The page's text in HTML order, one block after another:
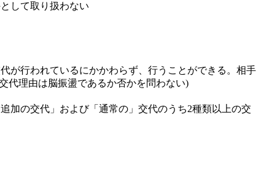
して取り扱わない
が行われているにかかわらず、行うことができる。相手
代理由は脳振盪であるか否かを問わない)
加の交代」および「通常の」交代のうち2種類以上の交